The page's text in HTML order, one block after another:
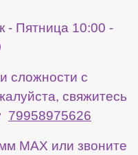
- Пятница 10:00 -
сложности с
свяжитесь
79958975626
МАХ или звоните